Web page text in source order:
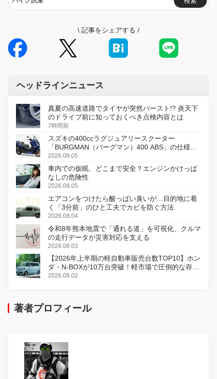
\ 記事をシェアする /
ヘッドラインニュース
真夏の高速道路でタイヤが突然バースト!? 炎天下
のドライブ前に知っておくべき点検内容とは
7時間前
スズキの400ccラグジュアリースクーター
「BURGMAN（バーグマン）400 ABS」の仕様を
変更し、8月18日に発売
2026.08.05
車内での仮眠、どこまで安全？エンジンかけっぱ
なしの危険性
2026.08.05
エアコンをつけたら酸っぱい臭いが…目的地に着
く「3分前」のひと工夫でカビを防ぐ方法
2026.08.04
令和8年熊本地震で「通れる道」を可視化、クルマ
の走行データが災害対応を支える
2026.08.03
【2026年上半期の軽自動車販売台数TOP10】ホン
ダ・N-BOXが10万台突破！軽市場で圧倒的な存在
感
2026.08.02
著者プロフィール